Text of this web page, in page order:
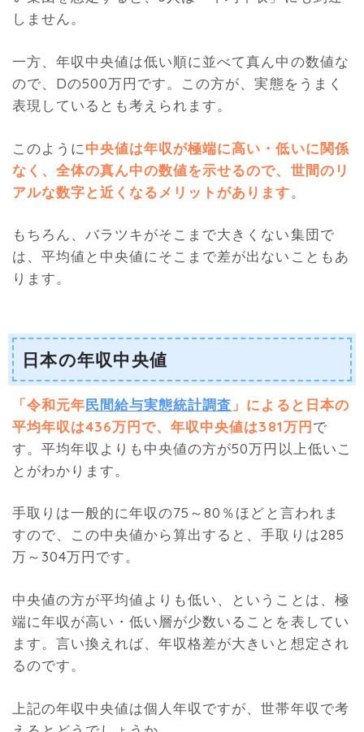
しません。
一方、年収中央値は低い順に並べて真ん中の数値な
ので、Dの500万円です。この方が、実態をうまく
表現しているとも考えられます。
このように中央値は年収が極端に高い・低いに関係
なく、全体の真ん中の数値を示せるので、世間のリ
アルな数字と近くなるメリットがあります。
もちろん、バラツキがそこまで大きくない集団で
は、平均値と中央値にそこまで差が出ないこともあ
ります。
日本の年収中央値
「令和元年民間給与実態統計調査 」によると日本の
平均年収は436万円で、年収中央値は381万円で
す。平均年収よりも中央値の方が50万円以上低いこ
とがわかります。
手取りは一般的に年収の75～80％ほどと言われま
すので、この中央値から算出すると、手取りは285
万～304万円です。
中央値の方が平均値よりも低い、ということは、極
端に年収が高い・低い層が少数いることを表してい
ます。言い換えれば、年収格差が大きいと想定され
るのです。
上記の年収中央値は個人年収ですが、世帯年収で考